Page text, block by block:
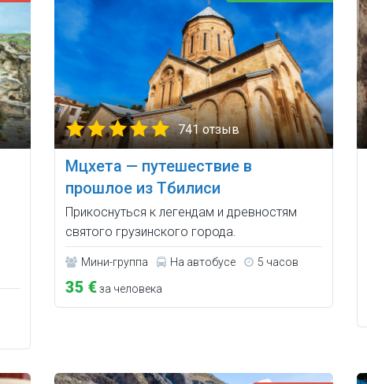
741 отзыв
Мцхета — путешествие в
прошлое из Тбилиси
Прикоснуться к легендам и древностям
святого грузинского города.
Мини-группа На автобусе 5 часов
35 €за человека